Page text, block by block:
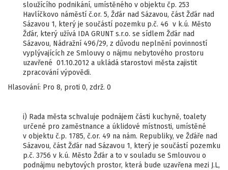
sloužícího podnikání, umístěného v objektu čp. 253
Havlíčkovo náměstí č.or. 5, Žďár nad Sázavou, část Žďár nad
Sázavou 1, který je součástí pozemku p.č. 46 v k.ú. Město
Žďár, který užívá IDA GRUNT s.r.o. se sídlem Žďár nad
Sázavou, Nádražní 496/29, z důvodu neplnění povinností
vyplývajících ze Smlouvy o nájmu nebytového prostoru
uzavřené 01.10.2012 a ukládá starostovi města zajistit
zpracování výpovědi.
Hlasování: Pro 8, proti 0, zdrž. 0
i) Rada města schvaluje podnájem části kuchyně, toalety
určené pro zaměstnance a úklidové místnosti, umístěné
v objektu č.p. 1785, č.or. 49 na nám. Republiky, ve Žďáře nad
Sázavou, část Žďár nad Sázavou 1, který je součástí pozemku
p.č. 3756 v k.ú. Město Žďár a to v souladu se Smlouvou o
podnájmu nebytových prostor, která bude uzavřena mezi J.L,